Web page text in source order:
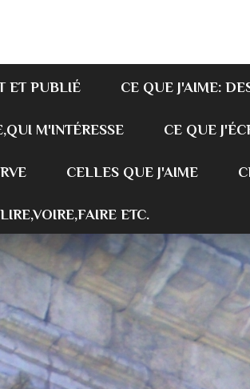
ET PUBLIÉ CE QUE J'AIME:
M'INTÉRESSE CE QUE
CELLES QUE J'AIME
ETC.